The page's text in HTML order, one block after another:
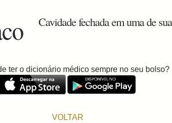
Cavidade fechada em uma de
ter o dicionário médico sempre no seu bolso?
VOLTAR